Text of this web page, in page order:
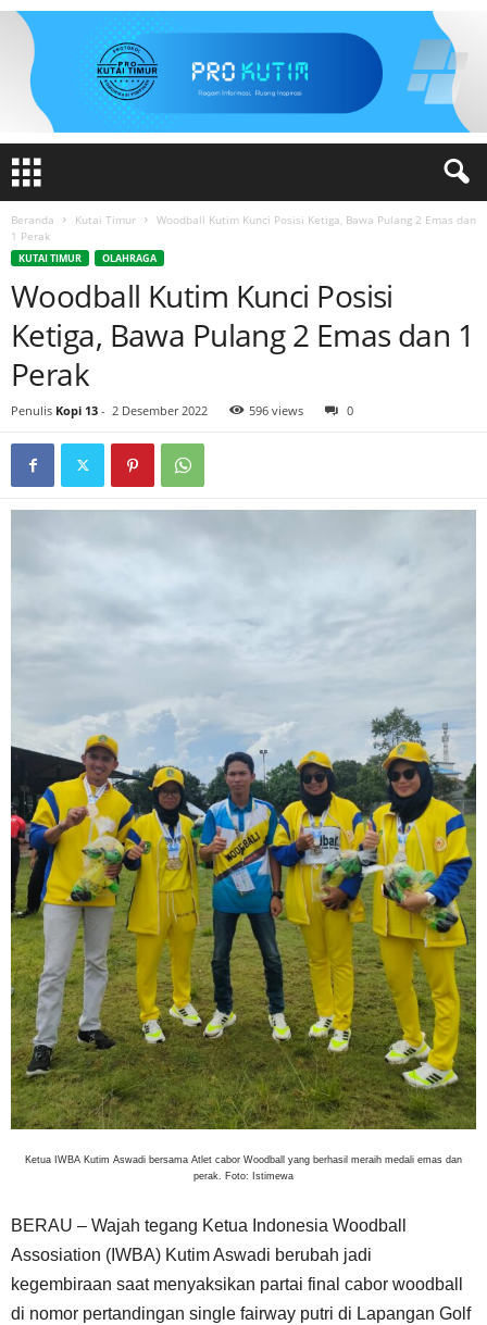
Beranda Kutai Timur
Woodball Kutim Kunci Posisi Ketiga, Bawa Pulang 2 Emas dan
1 Perak
KUTAI TIMUR OLAHRAGA
Woodball Kutim Kunci Posisi
Ketiga, Bawa Pulang 2 Emas dan 1
Perak
Penulis Kopi 13 - 2 Desember 2022 596 views 0
Ketua IWBA Kutim Aswadi bersama Atlet cabor Woodball yang berhasil meraih medali emas dan
perak. Foto: Istimewa
BERAU – Wajah tegang Ketua Indonesia Woodball
Assosiation (IWBA) Kutim Aswadi berubah jadi
kegembiraan saat menyaksikan partai final cabor woodball
di nomor pertandingan single fairway putri di Lapangan Golf